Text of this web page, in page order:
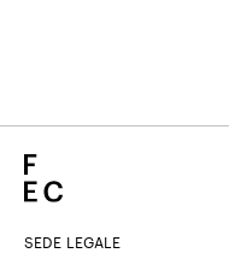
SEDE LEGALE